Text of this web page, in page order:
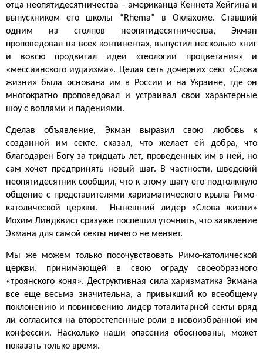
отца неопятидесятничества – американца Кеннета Хейгина и
выпускником его школы “Rhema” в Оклахоме. Ставший
одним из столпов неопятидесятничества, Экман
проповедовал на всех континентах, выпустил несколько книг
и вовсю продвигал идеи «теологии процветания» и
«мессианского иудаизма». Целая сеть дочерних сект «Слова
жизни» была основана им в России и на Украине, где он
многократно проповедовал и устраивал свои характерные
шоу с воплями и падениями.
Сделав объявление, Экман выразил свою любовь к
созданной им секте, сказал, что желает ей добра, что
благодарен Богу за тридцать лет, проведенных им в ней, но
сам хочет предпринять новый шаг. В частности, шведский
неопятидесятник сообщил, что к этому шагу его подтолкнуло
общение с представителями харизматического крыла Римо-
католической церкви. Нынешний лидер «Слова жизни»
Иохим Линдквист сразуже поспешил уточнить, что заявление
Экмана для самой секты ничего не меняет.
Мы же можем только посочувствовать Римо-католической
церкви, принимающей в свою ограду своеобразного
«троянского коня». Деструктивная сила харизматика Экмана
все еще весьма значительна, а привыкший ко всеобщему
поклонению и повиновению лидер тоталитарной секты вряд
ли согласится на второстепенные роли в новоизбранной им
конфессии. Насколько наши опасения обоснованы, может
показать только время.